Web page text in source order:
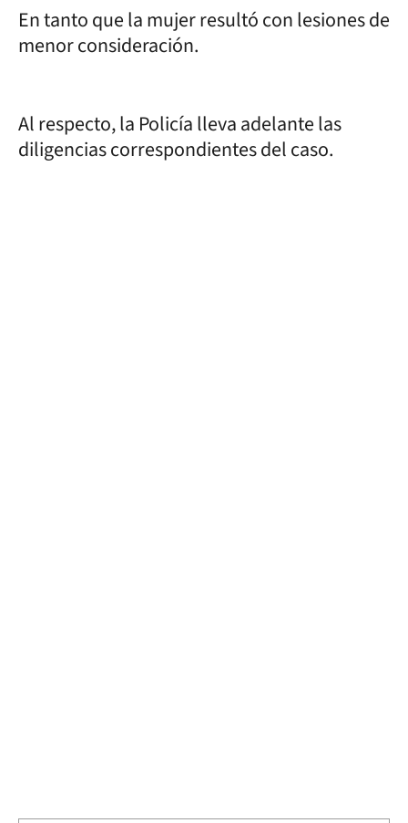
En tanto que la mujer resultó con lesiones de
menor consideración.
Al respecto, la Policía lleva adelante las
diligencias correspondientes del caso.